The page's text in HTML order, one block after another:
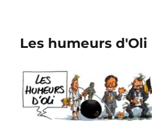
Les humeurs d'Oli